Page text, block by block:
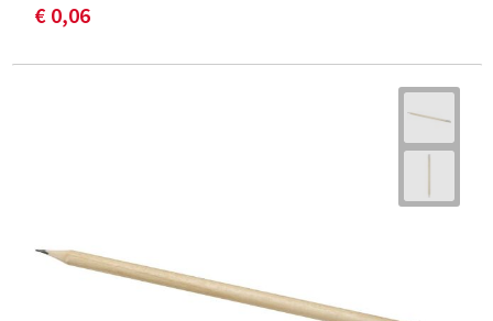
€ 0,06